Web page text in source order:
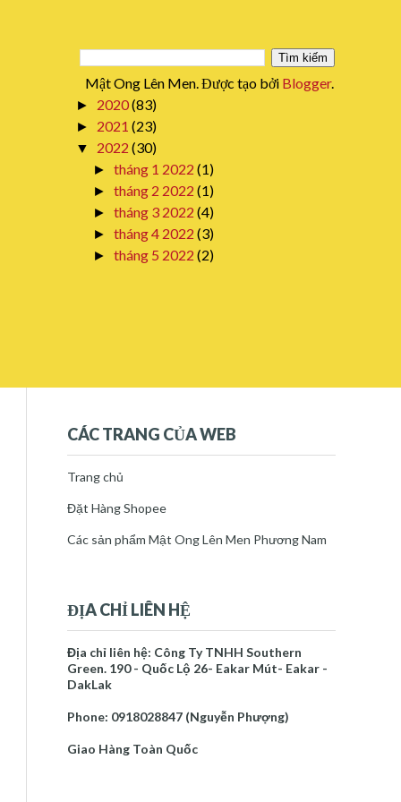
Mật Ong Lên Men. Được tạo bởi Blogger.
► 2020(83)
► 2021 (23)
▼ 2022 (30)
►tháng 1 2022(1)
►tháng 2 2022(1)
►tháng 3 2022(4)
►tháng 4 2022(3)
►tháng 5 2022(2)
tháng 8 2022
►tháng 9 2022 (1)
► tháng 11 2022
►tháng 12 2022
(53)
2024
Báo cáo vi phạm
Trang chủ
Mật Ong Lên Men Phương Nam
CÁC TRANG CỦA WEB
Trang chủ
Đặt Hàng Shopee
Các sản phẩm Mật Ong Lên Men Phương Nam
ĐỊA CHỈ LIÊN HỆ
Địa chỉ liên hệ: Công Ty TNHH Southern
Green. 190 - Quốc Lộ 26- Eakar Mút- Eakar -
DakLak
Phone: 0918028847 (Nguyễn Phượng)
Giao Hàng Toàn Quốc